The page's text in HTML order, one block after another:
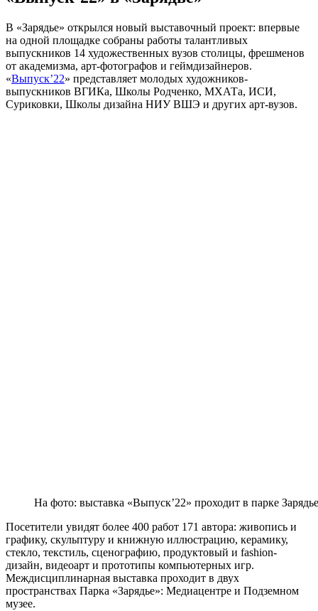
В «Зарядье» открылся новый выставочный проект: впервые
на одной площадке собраны работы талантливых
выпускников 14 художественных вузов столицы, фрешменов
от академизма, арт-фотографов и геймдизайнеров.
«Выпуск’22» представляет молодых художников-
выпускников ВГИКа, Школы Родченко, МХАТа, ИСИ,
Суриковки, Школы дизайна НИУ ВШЭ и других арт-вузов.
На фото: выставка «Выпуск’22» проходит в парке Зарядье
Посетители увидят более 400 работ 171 автора: живопись и
графику, скульптуру и книжную иллюстрацию, керамику,
стекло, текстиль, сценографию, продуктовый и fashion-
дизайн, видеоарт и прототипы компьютерных игр.
Междисциплинарная выставка проходит в двух
пространствах Парка «Зарядье»: Медиацентре и Подземном
музее.